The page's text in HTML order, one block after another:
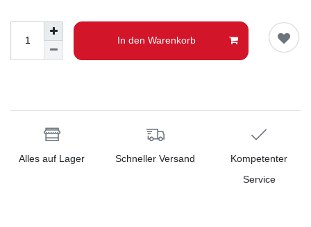
In den Warenkorb
Alles auf Lager Schneller Versand
Kompetenter
Service